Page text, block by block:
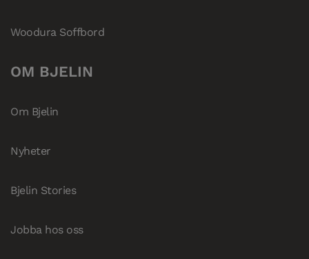
Woodura Soffbord
OM BJELIN
Om Bjelin
Nyheter
Bjelin Stories
Jobba hos oss